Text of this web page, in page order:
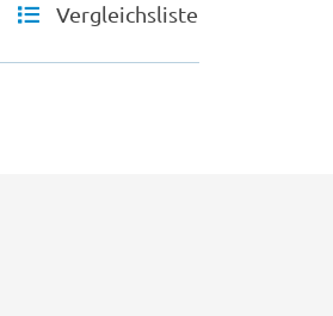
Vergleichsliste